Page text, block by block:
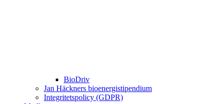
BioDriv
Jan Häckners bioenergistipendium
Integritetspolicy (GDPR)